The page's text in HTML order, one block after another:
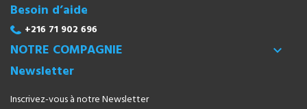
Besoin d’aide
+216 71 902 696
NOTRE COMPAGNIE 
Newsletter
Inscrivez-vous à notre Newsletter